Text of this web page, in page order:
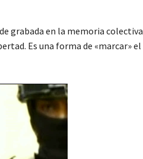
grabada en la memoria colectiva
Es una forma de «marcar» el